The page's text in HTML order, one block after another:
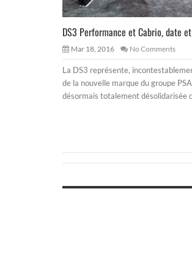
DS3 Performance et Cabrio, date
Mar 18, 2016 No Comments
La DS3 représente,
de la nouvelle marque du groupe
désormais totalement désolidarisée